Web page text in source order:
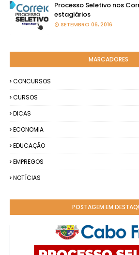
Processo Seletivo nos
estagiários
SETEMBRO 06, 2016
MARCADORES
CONCURSOS
CURSOS
DICAS
ECONOMIA
EDUCAÇÃO
EMPREGOS
NOTÍCIAS
POSTAGEM EM